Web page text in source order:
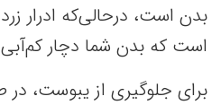
بدن است، درحالی‌که ادرار
است که بدن شما دچار
برای جلوگیری از یبوست، در